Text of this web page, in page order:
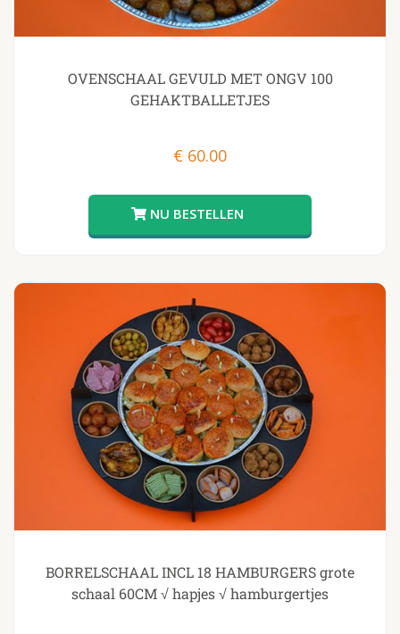
OVENSCHAAL GEVULD MET ONGV 100
GEHAKTBALLETJES
€ 60.00
BORRELSCHAAL INCL 18 HAMBURGERS grote
schaal 60CM √ hapjes √ hamburgertjes